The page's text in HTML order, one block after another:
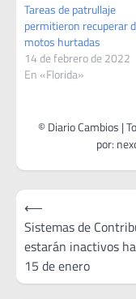
Tareas de patrullaje
permitieron recuperar
motos hurtadas
14 de febrero de 2022
En «Florida»
Navegación
de
entradas
⟵
Sistemas de
estarán inactivos
15 de enero